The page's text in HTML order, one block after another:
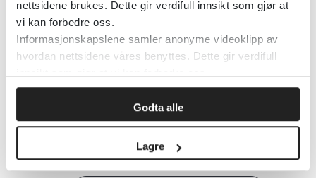
nettsidene brukes. Dette gir verdifull innsikt som gjør at
vi kan forbedre oss.
Informasjonskapslene samler anonyme videoklipp av
hvordan nettsidene våres benyttes. Dette gir verdifull
Godta alle
Lagre
Fødsel - Veileder i fødselshjelp
Norsk gynekologisk forening
Fødselsmerker - oversikt